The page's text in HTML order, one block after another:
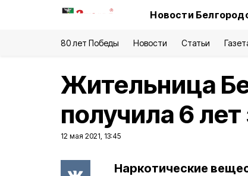
Новости
80 лет Победы Новости Статьи
Жительница
получила 6
12 мая 2021, 13:45
Наркотические